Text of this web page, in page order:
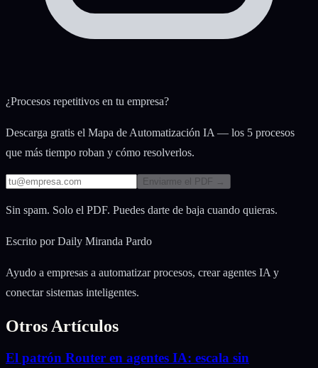
¿Procesos repetitivos en tu empresa?
Descarga gratis el Mapa de Automatización IA — los 5 procesos
que más tiempo roban y cómo resolverlos.
Enviarme el PDF →
Sin spam. Solo el PDF. Puedes darte de baja cuando quieras.
Escrito por Daily Miranda Pardo
Ayudo a empresas a automatizar procesos, crear agentes IA y
conectar sistemas inteligentes.
Otros Artículos
El patrón Router en agentes IA: escala sin